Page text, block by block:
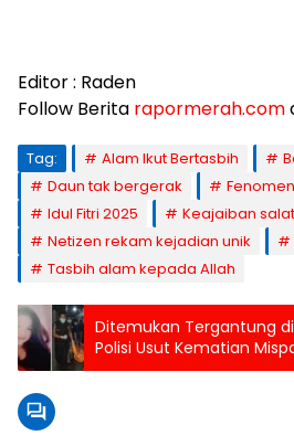
Editor : Raden
Follow Berita rapormerah.com
Tag: Alam Ikut Bertasbih
Daun tak bergerak
Idul Fitri 2025
Keajaiban
Netizen rekam kejadian unik
Tasbih alam kepada Allah
Ditemukan Tergantung
Polisi Usut Kematian